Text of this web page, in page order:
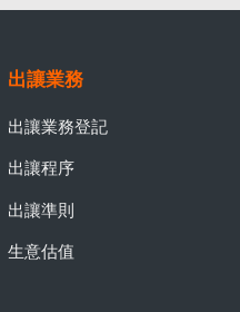
出讓業務
出讓業務登記
出讓程序
出讓準則
生意估值